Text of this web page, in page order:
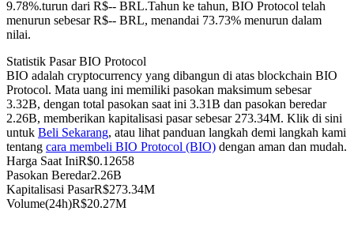
Kontrak berjangka menggunakan USDC sebagai jaminannya
Copy Trading
Bergabunglah dengan pedagang top
9.78%.turun dari R$-- BRL.Tahun ke tahun, BIO Protocol telah
menurun sebesar R$-- BRL, menandai 73.73% menurun dalam
nilai.
Statistik Pasar BIO Protocol
BIO adalah cryptocurrency yang dibangun di atas blockchain BIO
Protocol. Mata uang ini memiliki pasokan maksimum sebesar
3.32B, dengan total pasokan saat ini 3.31B dan pasokan beredar
2.26B, memberikan kapitalisasi pasar sebesar 273.34M. Klik di sini
untuk Beli Sekarang, atau lihat panduan langkah demi langkah kami
tentang cara membeli BIO Protocol (BIO) dengan aman dan mudah.
Harga Saat IniR$0.12658
Pasokan Beredar2.26B
Kapitalisasi PasarR$273.34M
Volume(24h)R$20.27M